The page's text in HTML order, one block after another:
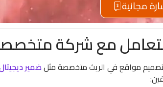
مجانية
مع شركة
مواقع في الريث متخصصة مثلضمير